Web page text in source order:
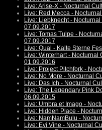
Live: Arise-X - Nocturnal
Live: Red Mecca -
Live: Liebknecht -
07.09.2017
Live: Tomas Tulpe -
07.09.2017
Live: Qual - Kalte Sterne
Live: Winterhart - Nocturnal
01.09.2016
Live: Project Pitchfork -
Live: No More - Nocturnal
Live: Das Ich - Nocturnal
Live: The Legendary Pink
06.09.2015
Live: Umbra et Imago -
Live: Hidden Place -
Live: NamNamBulu -
Live: Evi Vine - Nocturnal